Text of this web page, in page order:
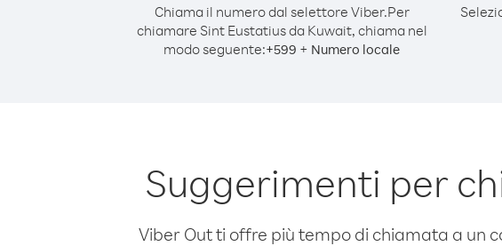
Chiama il numero dal selettore Viber.Per
chiamare Sint Eustatius da Kuwait, chiama nel
modo seguente:+599 + Numero locale
Suggerimenti per
Viber Out ti offre più tempo di chiamata a un